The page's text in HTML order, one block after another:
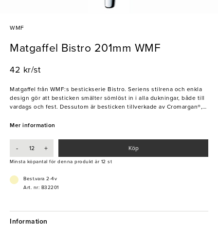
WMF
Matgaffel Bistro 201mm WMF
42 kr/st
Matgaffel från WMF:s bestickserie Bistro. Seriens stilrena och enkla
design gör att besticken smälter sömlöst in i alla dukningar, både till
vardags och fest. Dessutom är besticken tillverkade av Cromargan®,
professionella restaurangmiljöer.
- Slitstark
- Tål diskmaskin
Mer information
- + Köp
Minsta köpantal för denna produkt är 12 st
Best.vara 2-4v
Art. nr: B32201
Information